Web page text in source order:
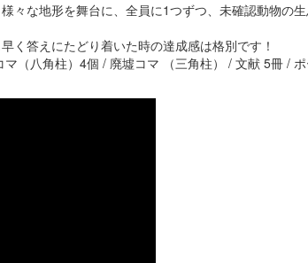
な地形を舞台に、全員に1つずつ、未確認動物の
く答えにたどり着いた時の達成感は格別です！
（八角柱）4個 / 廃墟コマ （三角柱） / 文献 5冊 /